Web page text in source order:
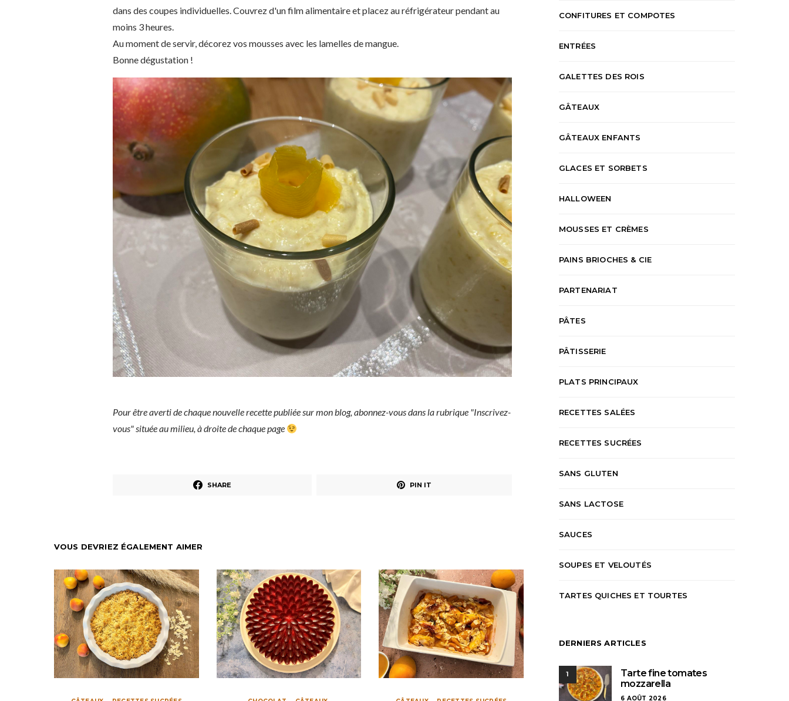
dans des coupes individuelles. Couvrez d'un film alimentaire et placez au réfrigérateur pendant au
moins 3 heures.
Au moment de servir, décorez vos mousses avec les lamelles de mangue.
Bonne dégustation !
Pour être averti de chaque nouvelle recette publiée sur mon blog, abonnez-vous dans la rubrique "Inscrivez-
vous" située au milieu, à droite de chaque page
SHARE PIN IT
VOUS DEVRIEZ ÉGALEMENT AIMER
CONFITURES ET COMPOTES
ENTRÉES
GALETTES DES ROIS
GÂTEAUX
GÂTEAUX ENFANTS
GLACES ET SORBETS
HALLOWEEN
MOUSSES ET CRÈMES
PAINS BRIOCHES & CIE
PARTENARIAT
PÂTES
PÂTISSERIE
PLATS PRINCIPAUX
RECETTES SALÉES
RECETTES SUCRÉES
SANS GLUTEN
SANS LACTOSE
SAUCES
SOUPES ET VELOUTÉS
TARTES QUICHES ET TOURTES
DERNIERS ARTICLES
1
Tarte fine tomates
mozzarella
6 AOÛT 2026